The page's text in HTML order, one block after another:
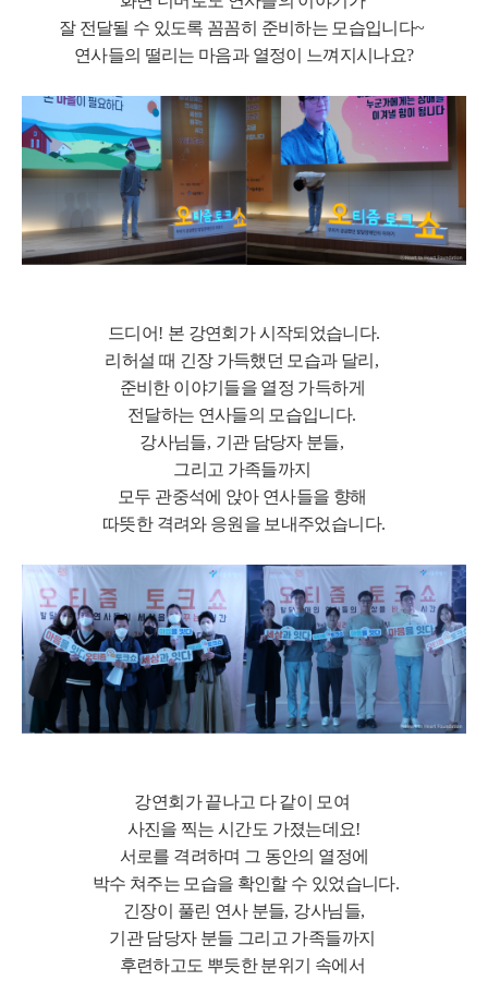
잘 전달될 수 있도록 꼼꼼히 준비하는 모습입니다~
연사들의 떨리는 마음과 열정이 느껴지시나요?
드디어! 본 강연회가 시작되었습니다.
리허설 때 긴장 가득했던 모습과 달리 ,
준비한 이야기들을 열정 가득하게
전달하는 연사들의 모습입니다.
강사님들, 기관 담당자 분들,
그리고 가족들까지
모두 관중석에 앉아 연사들을 향해
따뜻한 격려와 응원을 보내주었습니다.
강연회가 끝나고 다 같이 모여
사진을 찍는 시간도 가졌는데요!
서로를 격려하며 그 동안의 열정에
박수 쳐주는 모습을 확인할 수 있었습니다.
긴장이 풀린 연사 분들, 강사님들,
기관 담당자 분들 그리고 가족들까지
후련하고도 뿌듯한 분위기 속에서